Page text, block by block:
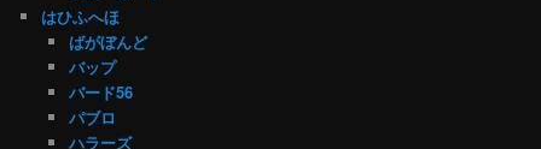
はひふへほ
ばがぼんど
バップ
バード56
パブロ
ハラーズ